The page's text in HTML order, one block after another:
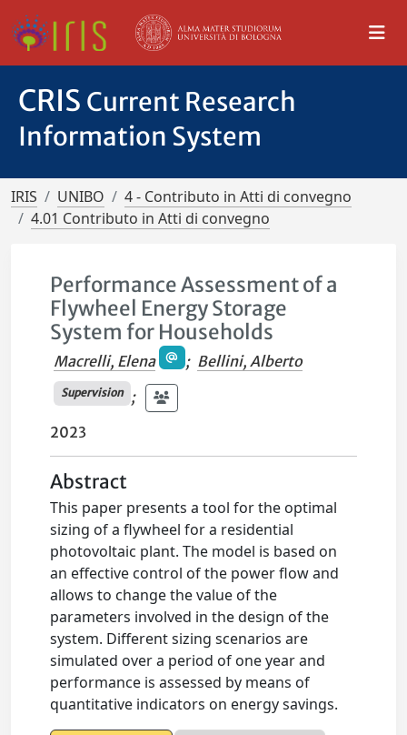
CRIS Current Research
Information System
IRIS UNIBO
4 - Contributo in Atti di convegno
4.01 Contributo in Atti di convegno
Performance Assessment of a
Flywheel Energy Storage
System for Households
Macrelli, Elena ; Bellini, Alberto
Supervision
;
2023
Abstract
This paper presents a tool for the optimal
sizing of a flywheel for a residential
photovoltaic plant. The model is based on
an effective control of the power flow and
allows to change the value of the
parameters involved in the design of the
system. Different sizing scenarios are
simulated over a period of one year and
performance is assessed by means of
quantitative indicators on energy savings.